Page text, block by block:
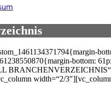
bottom:
BRANCHENVERZEICHNIS“
width=“2/